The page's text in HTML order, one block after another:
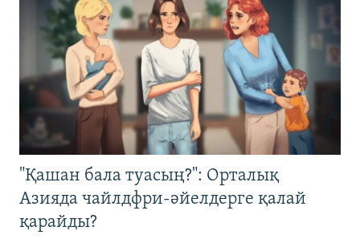
"Қашан бала туасың?": Орталық
Азияда чайлдфри-әйелдерге қалай
қарайды?